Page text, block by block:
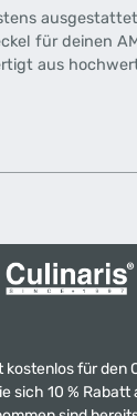
für deinen
aus
kostenlos für den
sich 10 %